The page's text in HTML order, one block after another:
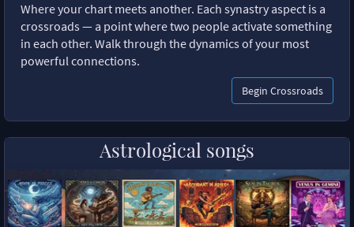
Where your chart meets another. Each synastry aspect is a
crossroads — a point where two people activate something
in each other. Walk through the dynamics of your most
powerful connections.
Begin Crossroads
Astrological songs